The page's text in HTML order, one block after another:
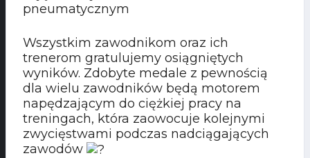
pneumatycznym
Wszystkim zawodnikom oraz ich
trenerom gratulujemy osiągniętych
wyników. Zdobyte medale z pewnością
dla wielu zawodników będą motorem
napędzającym do ciężkiej pracy na
treningach, która zaowocuje kolejnymi
zwycięstwami podczas nadciągających
zawodów